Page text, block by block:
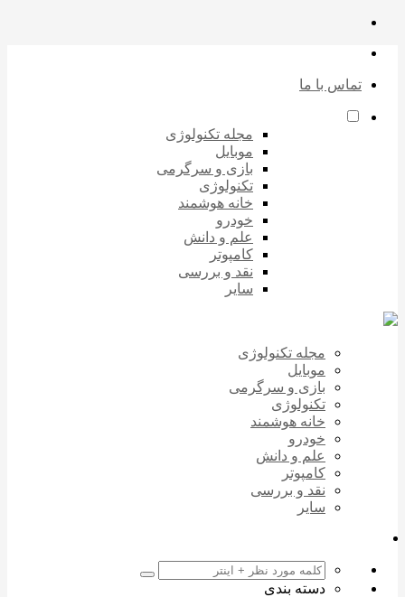
تماس با ما
مجله تکنولوژی
موبایل
بازی و سرگرمی
تکنولوژی
خانه هوشمند
خودرو
علم و دانش
کامپوتر
نقد و بررسی
سایر
مجله تکنولوژی
موبایل
بازی و سرگرمی
تکنولوژی
خانه هوشمند
خودرو
علم و دانش
کامپوتر
نقد و بررسی
سایر
دسته بندی